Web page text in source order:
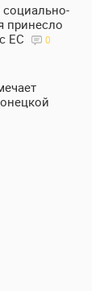
социально-
принесло
ЕС
0